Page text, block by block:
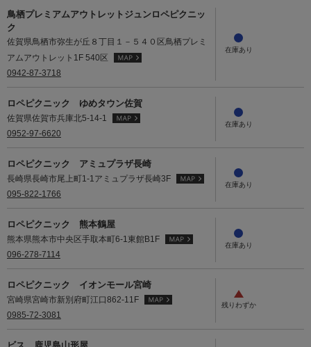
鳥栖プレミアムアウトレットジュンロペピクニッ
ク
佐賀県鳥栖市弥生が丘８丁目１－５４０区鳥栖プレミ
アムアウトレット1F 540区
0942-87-3718
ロペピクニック ゆめタウン佐賀
佐賀県佐賀市兵庫北5-14-1
0952-97-6620
ロペピクニック アミュプラザ長崎
長崎県長崎市尾上町1-1アミュプラザ長崎3F
095-822-1766
ロペピクニック 熊本鶴屋
熊本県熊本市中央区手取本町6-1東館B1F
096-278-7114
ロペピクニック イオンモール宮崎
宮崎県宮崎市新別府町江口862-11F
0985-72-3081